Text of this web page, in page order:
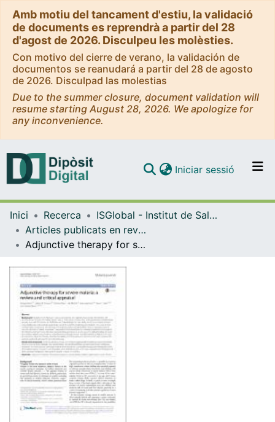
Amb motiu del tancament d'estiu, la validació
de documents es reprendrà a partir del 28
d'agost de 2026. Disculpeu les molèsties.
Con motivo del cierre de verano, la validación de
documentos se reanudará a partir del 28 de agosto
de 2026. Disculpad las molestias
Due to the summer closure, document validation will
resume starting August 28, 2026. We apologize for
any inconvenience.
Navega per tot el DD
Iniciar sessió (current)
Inici Recerca
ISGlobal - Institut de Salut Global de Barcelona
Articles publicats en revistes (ISGlobal)
Adjunctive therapy for severe malaria: a review and critical appraisal